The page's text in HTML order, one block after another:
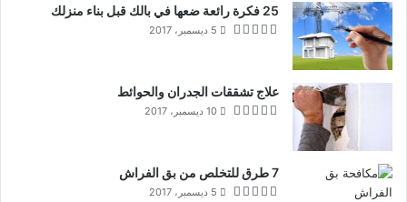
25 فكرة رائعة ضعها في بالك قبل بناء منزلك
5 ديسمبر، 2017
علاج تشققات الجدران والحوائط
10 ديسمبر، 2017
7 طرق للتخلص من بق الفراش
5 ديسمبر، 2017